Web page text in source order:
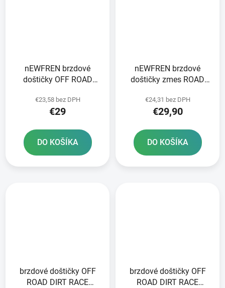
nEWFREN brzdové
doštičky OFF ROAD
balení
€23,58 bez DPH
€29
DO KOŠÍKA
nEWFREN brzdové
doštičky zmes ROAD
ks v balení
€24,31 bez DPH
€29,90
DO KOŠÍKA
brzdové doštičky OFF
ROAD DIRT RACE
brzdové doštičky OFF
ROAD DIRT RACE